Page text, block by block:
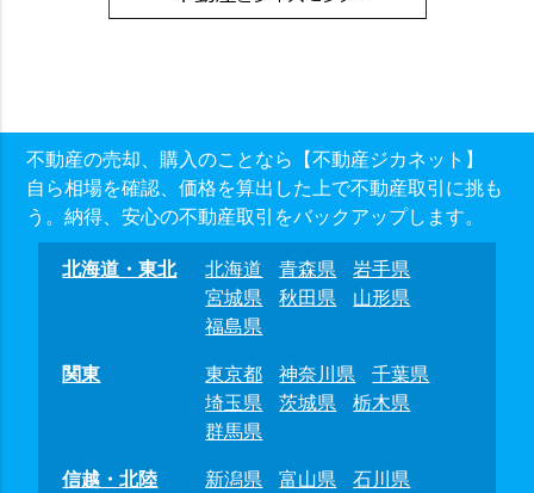
不動産の売却、購入のことなら【不動産ジカネット】
自ら相場を確認、価格を算出した上で不動産取引に挑も
う。納得、安心の不動産取引をバックアップします。
北海道・東北 北海道 青森県
岩手県
宮城県
秋田県
山形県
福島県
関東
東京都 神奈川県
千葉県
埼玉県
茨城県
栃木県
群馬県
信越・北陸
新潟県 富山県
石川県